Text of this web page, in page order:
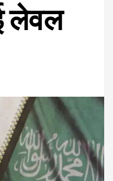
लेवल